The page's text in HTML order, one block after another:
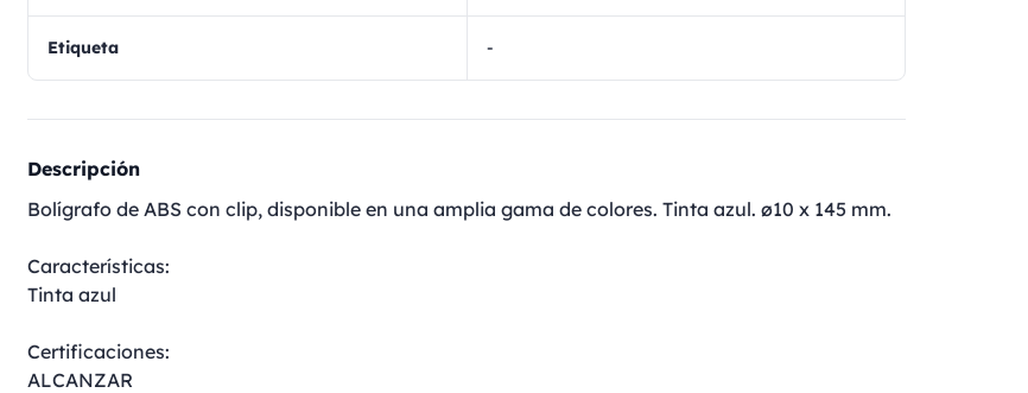
Etiqueta -
Descripción
Bolígrafo de ABS con clip, disponible en una amplia gama de colores. Tinta azul. ø10 x 145 mm.
Características:
Tinta azul
Certificaciones:
ALCANZAR